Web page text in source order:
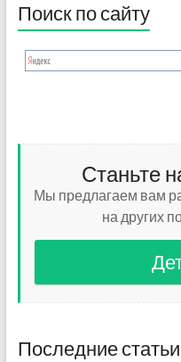
Поиск по сайту
Станьте
Мы предлагаем вам
на других
Последние